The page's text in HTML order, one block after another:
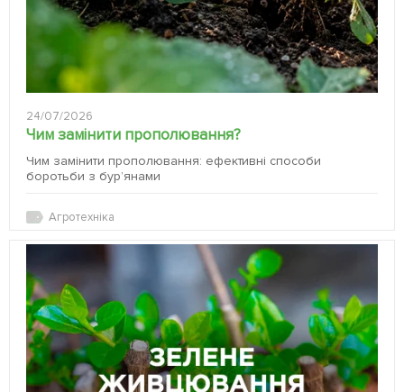
24/07/2026
Чим замінити прополювання?
Чим замінити прополювання: ефективні способи
боротьби з бур’янами
Агротехніка